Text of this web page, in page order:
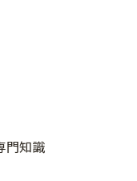
門知識